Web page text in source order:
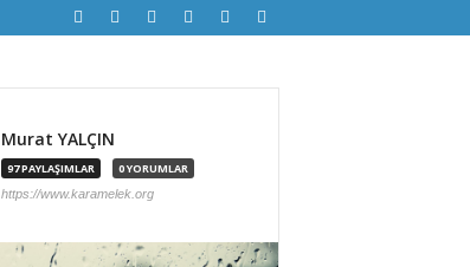
Murat YALÇIN
97 PAYLAŞIMLAR 0 YORUMLAR
https://www.karamelek.org